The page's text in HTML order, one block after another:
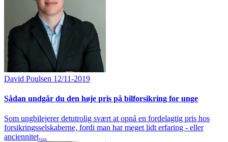
David Poulsen 12/11-2019
Sådan undgår du den høje pris på bilforsikring for unge
Som ungbilejerer detutrolig svært at opnå en fordelagtig pris hos
forsikringsselskaberne, fordi man har meget lidt erfaring - eller
anciennitet,...